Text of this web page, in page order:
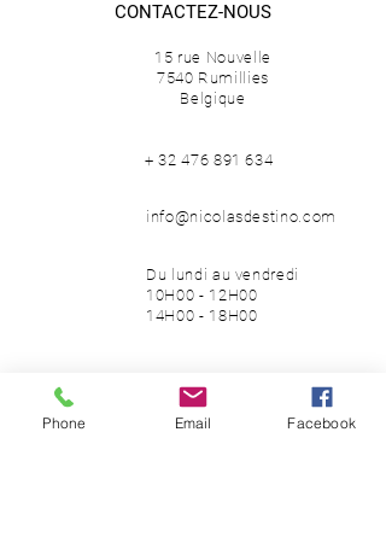
MATÉRIAU -bois laqué
CONTACTEZ-NOUS
15 rue Nouvelle
7540 Rumillies
Belgique
+32 476 891 634
info@nicolasdestino.com
Du lundi au vendredi
10H00 - 12H00
14H00 - 18H00
SUIVEZ-NOUS
Phone Email Facebook